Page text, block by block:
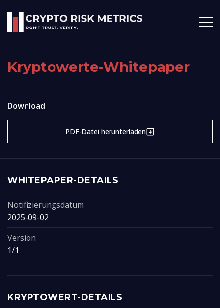
Kryptowerte-Whitepaper
Download
PDF-Datei herunterladen
WHITEPAPER-DETAILS
Notifizierungsdatum
2025-09-02
Version
1/1
KRYPTOWERT-DETAILS